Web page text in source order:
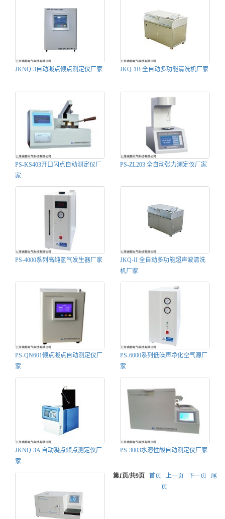
JKNQ-3自动凝点倾点测定仪厂家 JKQ-1B 全自动多功能清洗机厂家
PS-KS403开口闪点自动测定仪厂
家
PS-ZL203 全自动张力测定仪厂家
PS-4000系列高纯氢气发生器厂家
JKQ-II 全自动多功能超声波清洗
机厂家
PS-QN601倾点凝点自动测定仪厂
家
PS-6000系列低噪声净化空气源厂
家
JKNQ-3A 自动凝点倾点测定仪厂
家
PS-3003水溶性酸自动测定仪厂家
第1页/共9页 首页 上一页 下一页
尾
页